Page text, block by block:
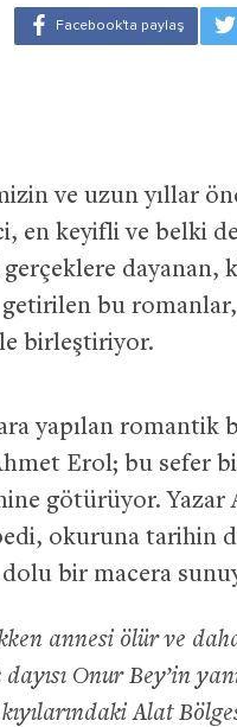
ve uzun yıllar
en keyifli ve belki
dayanan,
bu romanlar,
birleştiriyor.
yapılan romantik
Erol; bu sefer
götürüyor. Yazar
okuruna tarihin
bir macera
annesi ölür ve
Onur Bey’in
Alat